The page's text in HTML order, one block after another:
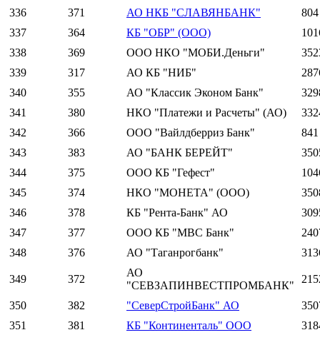
336
371 АО НКБ "СЛАВЯНБАНК"
804
337
364 КБ "ОБР" (ООО)
338
369 ООО НКО "МОБИ.Деньги"
339
317 АО КБ "НИБ"
340
355 АО "Классик Эконом Банк"
341
380 НКО "Платежи и Расчеты" (АО)
342
366 ООО "Вайлдберриз Банк"
841
343
383 АО "БАНК БЕРЕЙТ"
344
375 ООО КБ "Гефест"
345
374 НКО "МОНЕТА" (ООО)
346
378 КБ "Рента-Банк" АО
347
377 ООО КБ "МВС Банк"
348
376 АО "Таганрогбанк"
349 372
АО
"СЕВЗАПИНВЕСТПРОМБАНК"
350 382 "СеверСтройБанк" АО
351
381 КБ "Континенталь" ООО